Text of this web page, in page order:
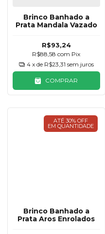
Brinco Banhado a
Prata Mandala Vazado
R$93,24
R$88,58com Pix
4 x de R$23,31 sem juros
COMPRAR
ATÉ 30% OFF
EM QUANTIDADE
Brinco Banhado a
Prata Aros Enrolados